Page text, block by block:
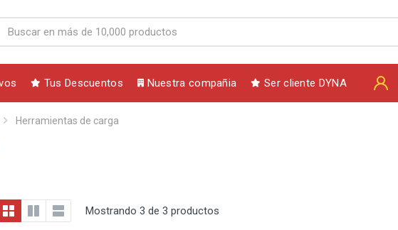
Tus Descuentos Nuestra compañia Ser cliente DYNA
Herramientas de carga
Mostrando 3 de 3 productos